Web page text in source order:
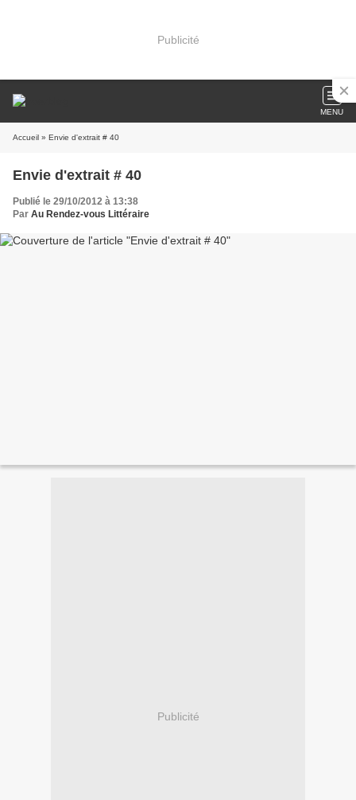
Publicité
MENU
Accueil » Envie d'extrait # 40
Envie d'extrait # 40
Publié le 29/10/2012 à 13:38
Par Au Rendez-vous Littéraire
Publicité